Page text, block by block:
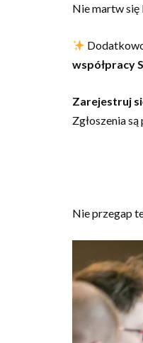
Nie martw się
współpracy
Zarejestruj
Zgłoszenia
Nie przegap